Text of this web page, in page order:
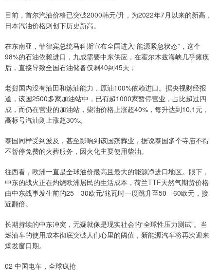
目前，首尔汽油价格已突破‌2000韩元/升‌，为‌2022年7月‌以来的新高，
日本汽油价格则创下历史新高‌。
在东南亚，菲律宾总统马科斯宣布全国进入“能源紧急状态”，这个
98%的石油依赖进口，九成需要中东供应，在霍尔木兹海峡几乎瘫痪
后，直接导致全国石油储备仅剩40到45天；
老挝国内没有油田和炼油能力，原油100%依赖进口。据央视财经报
道，该国2500多家加油站中，已有超1000家暂停营业，占比超过四
成，而仍在营业的加油站，柴油价格上涨超40%，每升达到10.1元，
高标号汽油则上涨超30%。
泰国同样受到波及，甚至影响到该国殡葬业，据说泰国多个寺庙不得
不暂停免费的火葬服务，因火化主要使用柴油。
往西看，欧洲一直是全球油价最高且最大的能源净进口地区。眼下，
中东的战火正在灼烧欧洲居民的生活成本，荷兰TTF天然气期货价格
由中东战事发生前的25—30欧元/兆瓦时一度跳升至50—60欧元，接
近翻倍。
长期持续的中东冲突，无疑就像是现实社会的“全球性压力测试”。当
燃油车的使用成本彻底突破人们心里的阈值，新能源汽车将再次迎来
爆发窗口期。
02 中国电车，全球疯抢